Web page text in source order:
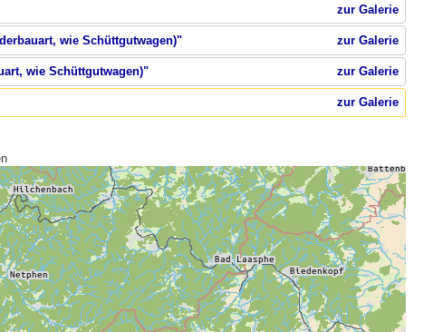
zur Galerie
zur Galerie
wie Schüttgutwagen)"
zur Galerie
wie Schüttgutwagen)"
zur Galerie